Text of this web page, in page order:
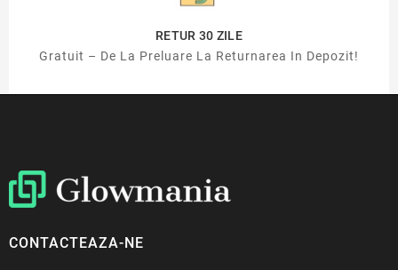
RETUR 30 ZILE
Gratuit – De La Preluare La Returnarea In Depozit!
CONTACTEAZA-NE